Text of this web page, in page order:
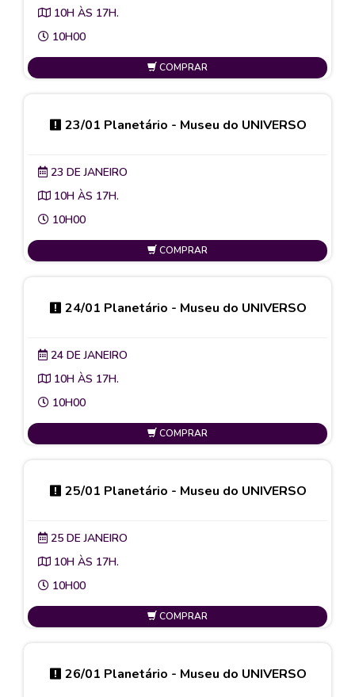
10H ÀS 17H.
10H00
COMPRAR
23/01 Planetário - Museu do UNIVERSO
23 DE JANEIRO
10H ÀS 17H.
10H00
COMPRAR
24/01 Planetário - Museu do UNIVERSO
24 DE JANEIRO
10H ÀS 17H.
10H00
COMPRAR
25/01 Planetário - Museu do UNIVERSO
25 DE JANEIRO
10H ÀS 17H.
10H00
COMPRAR
26/01 Planetário - Museu do UNIVERSO